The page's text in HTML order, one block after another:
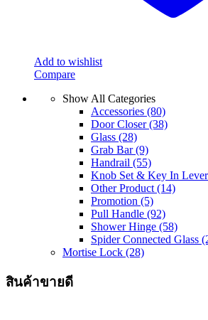
Add to wishlist
Compare
Show All Categories
Accessories (80)
Door Closer(38)
Glass (28)
Grab Bar(9)
Handrail (55)
Knob Set & Key In Lever
Other Product (14)
Promotion (5)
Pull Handle (92)
Shower Hinge (58)
Spider Connected Glass
Mortise Lock (28)
สินค้าขายดี